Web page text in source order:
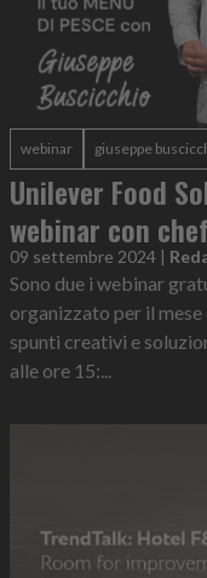
webinar giuseppe
Unilever Food
webinar con
09 settembre 2024 |
Sono due i webinar
organizzato per il
spunti creativi e
alle ore 15:...